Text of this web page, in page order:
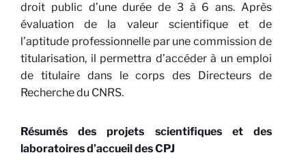
droit public d’une durée de 3 à 6 ans. Après
évaluation de la valeur scientifique et de
l’aptitude professionnelle par une commission de
titularisation, il permettra d’accéder à un emploi
de titulaire dans le corps des Directeurs de
Recherche du CNRS.
Résumés des projets scientifiques et des
laboratoires d’accueil des CPJ